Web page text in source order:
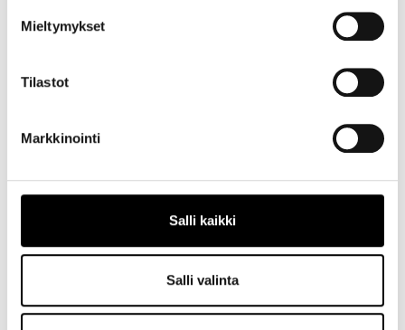
Mieltymykset
Tilastot
Markkinointi
Salli kaikki
Salli valinta